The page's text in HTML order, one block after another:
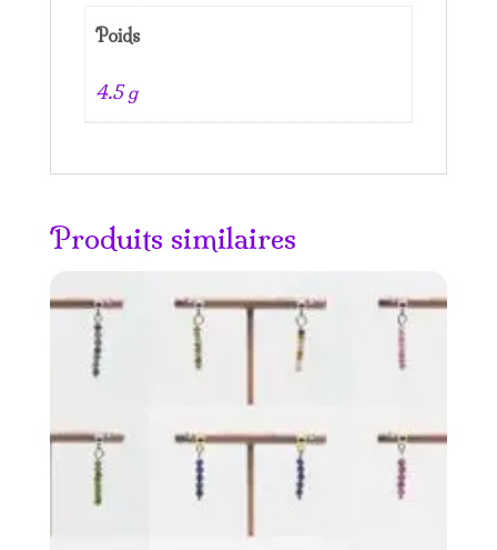
Poids
4.5 g
Produits similaires